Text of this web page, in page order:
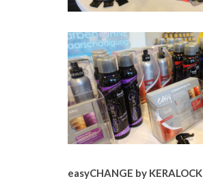
easyCHANGE by KERALOCK